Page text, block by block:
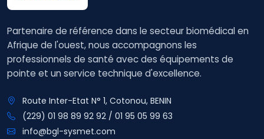
Partenaire de référence dans le secteur biomédical en
Afrique de l'ouest, nous accompagnons les
professionnels de santé avec des équipements de
pointe et un service technique d'excellence.
Route Inter-Etat N° 1, Cotonou, BENIN
(229) 01 98 89 92 92 / 01 95 05 99 63
info@bgl-sysmet.com